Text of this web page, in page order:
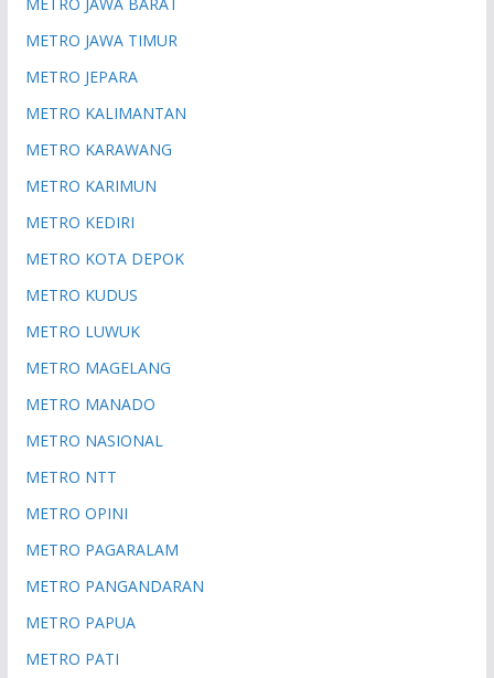
METRO JAWA TIMUR
METRO JEPARA
METRO KALIMANTAN
METRO KARAWANG
METRO KARIMUN
METRO KEDIRI
METRO KOTA DEPOK
METRO KUDUS
METRO LUWUK
METRO MAGELANG
METRO MANADO
METRO NASIONAL
METRO NTT
METRO OPINI
METRO PAGARALAM
METRO PANGANDARAN
METRO PAPUA
METRO PATI